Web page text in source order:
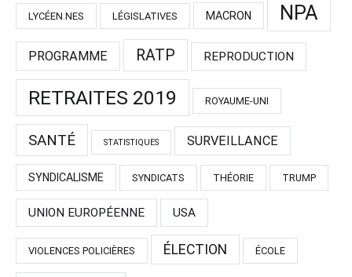
LYCÉEN.NES LÉGISLATIVES MACRON NPA
PROGRAMME RATP REPRODUCTION
RETRAITES 2019 ROYAUME-UNI
SANTÉ STATISTIQUES SURVEILLANCE
SYNDICALISME SYNDICATS THÉORIE TRUMP
UNION EUROPÉENNE USA
VIOLENCES POLICIÈRES ÉLECTION ÉCOLE